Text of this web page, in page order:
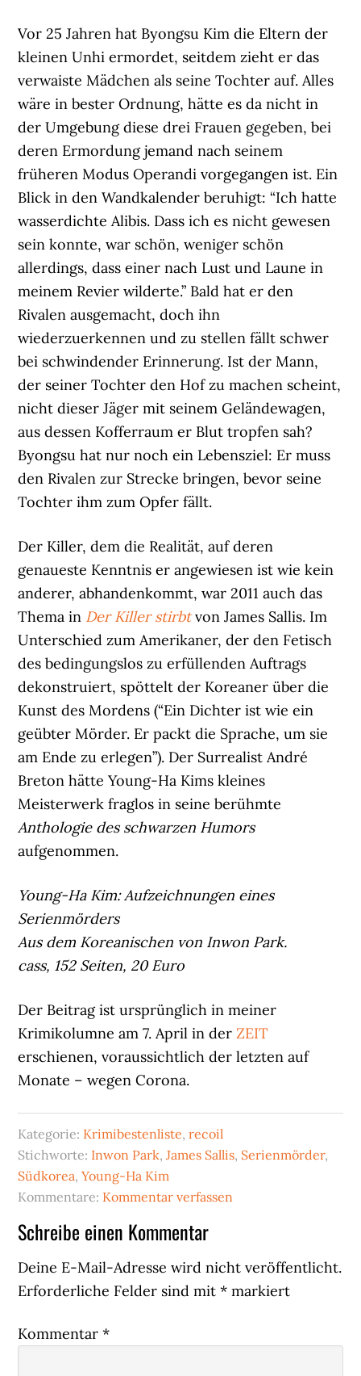
Vor 25 Jahren hat Byongsu Kim die Eltern der
kleinen Unhi ermordet, seitdem zieht er das
verwaiste Mädchen als seine Tochter auf. Alles
wäre in bester Ordnung, hätte es da nicht in
der Umgebung diese drei Frauen gegeben, bei
deren Ermordung jemand nach seinem
früheren Modus Operandi vorgegangen ist. Ein
Blick in den Wandkalender beruhigt: “Ich hatte
wasserdichte Alibis. Dass ich es nicht gewesen
sein konnte, war schön, weniger schön
allerdings, dass einer nach Lust und Laune in
meinem Revier wilderte.” Bald hat er den
Rivalen ausgemacht, doch ihn
wiederzuerkennen und zu stellen fällt schwer
bei schwindender Erinnerung. Ist der Mann,
der seiner Tochter den Hof zu machen scheint,
nicht dieser Jäger mit seinem Geländewagen,
aus dessen Kofferraum er Blut tropfen sah?
Byongsu hat nur noch ein Lebensziel: Er muss
den Rivalen zur Strecke bringen, bevor seine
Tochter ihm zum Opfer fällt.
Der Killer, dem die Realität, auf deren
genaueste Kenntnis er angewiesen ist wie kein
anderer, abhandenkommt, war 2011 auch das
Thema in Der Killer stirbtvon James Sallis. Im
Unterschied zum Amerikaner, der den Fetisch
des bedingungslos zu erfüllenden Auftrags
dekonstruiert, spöttelt der Koreaner über die
Kunst des Mordens (“Ein Dichter ist wie ein
geübter Mörder. Er packt die Sprache, um sie
am Ende zu erlegen”). Der Surrealist André
Breton hätte Young-Ha Kims kleines
Meisterwerk fraglos in seine berühmte
Anthologie des schwarzen Humors
aufgenommen.
Young-Ha Kim: Aufzeichnungen eines
Serienmörders
Aus dem Koreanischen von Inwon Park.
cass, 152 Seiten, 20 Euro
Der Beitrag ist ursprünglich in meiner
Krimikolumne am 7. April in derZEIT
erschienen, voraussichtlich der letzten auf
Monate – wegen Corona.
Kategorie: Krimibestenliste,recoil
Stichworte: Inwon Park,James Sallis, Serienmörder,
Südkorea,Young-Ha Kim
Kommentare: Kommentar verfassen
Leser-
Interaktionen
Schreibe einen Kommentar
Deine E-Mail-Adresse wird nicht veröffentlicht.
Erforderliche Felder sind mit* markiert
Kommentar*